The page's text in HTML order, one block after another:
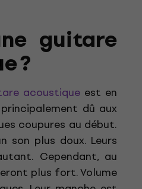
guitare
?
acoustique est en
dû aux
coupures au début.
son plus doux. Leurs
Cependant, au
plus fort. Volume